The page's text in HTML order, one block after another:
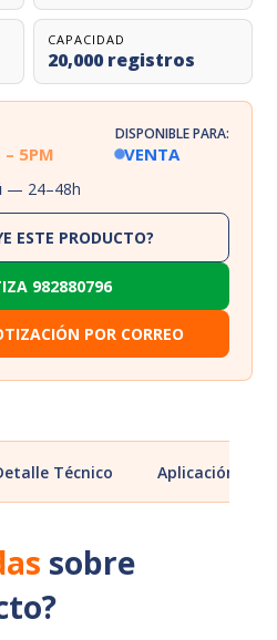
CAPACIDAD
20,000 registros
5PM
DISPONIBLE PARA:
VENTA
— 24–48h
ESTE PRODUCTO?
982880796
POR CORREO
Técnico Aplicación
sobre